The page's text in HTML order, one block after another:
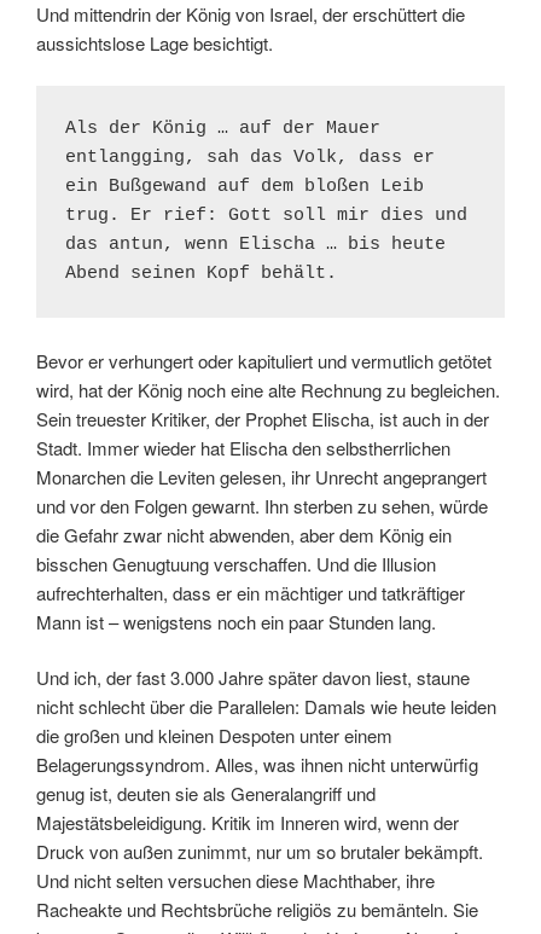
Und mittendrin der König von Israel, der erschüttert die
aussichtslose Lage besichtigt.
Als der König … auf der Mauer
entlangging, sah das Volk, dass er
ein Bußgewand auf dem bloßen Leib
trug. Er rief: Gott soll mir dies und
das antun, wenn Elischa … bis heute
Abend seinen Kopf behält.
Bevor er verhungert oder kapituliert und vermutlich getötet
wird, hat der König noch eine alte Rechnung zu begleichen.
Sein treuester Kritiker, der Prophet Elischa, ist auch in der
Stadt. Immer wieder hat Elischa den selbstherrlichen
Monarchen die Leviten gelesen, ihr Unrecht angeprangert
und vor den Folgen gewarnt. Ihn sterben zu sehen, würde
die Gefahr zwar nicht abwenden, aber dem König ein
bisschen Genugtuung verschaffen. Und die Illusion
aufrechterhalten, dass er ein mächtiger und tatkräftiger
Mann ist – wenigstens noch ein paar Stunden lang.
Und ich, der fast 3.000 Jahre später davon liest, staune
nicht schlecht über die Parallelen: Damals wie heute leiden
die großen und kleinen Despoten unter einem
Belagerungssyndrom. Alles, was ihnen nicht unterwürfig
genug ist, deuten sie als Generalangriff und
Majestätsbeleidigung. Kritik im Inneren wird, wenn der
Druck von außen zunimmt, nur um so brutaler bekämpft.
Und nicht selten versuchen diese Machthaber, ihre
Racheakte und Rechtsbrüche religiös zu bemänteln. Sie